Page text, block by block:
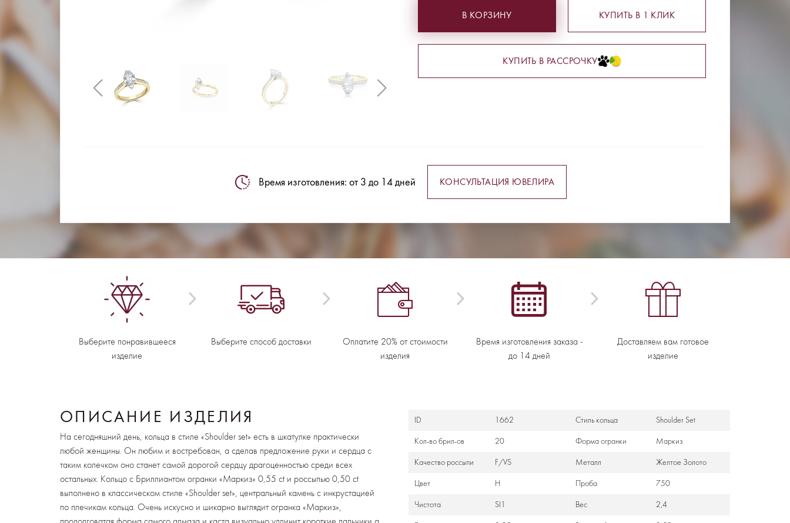
В КОРЗИНУ
КУПИТЬ В РАССРОЧКУ
КУПИТЬ В 1 КЛИК
Время изготовления: от 3 до 14 дней КОНСУЛЬТАЦИЯ ЮВЕЛИРА
Выберите понравившееся
изделие
Выберите способ доставки
Оплатите 20% от стоимости
изделия
Время изготовления заказа -
до 14 дней
Доставляем вам готовое
изделие
ОПИСАНИЕ ИЗДЕЛИЯ
На сегодняшний день, кольца в стиле «Shoulder set» есть в шкатулке практически
любой женщины. Он любим и востребован, а сделав предложение руки и сердца с
таким колечком оно станет самой дорогой сердцу драгоценностью среди всех
остальных. Кольцо с Бриллиантом огранки «Маркиз» 0,55 ct и россыпью 0,50 ct
выполнено в классическом стиле «Shoulder set», центральный камень с инкрустацией
по плечикам кольца. Очень искусно и шикарно выглядит огранка «Маркиз»,
ID 1662 Стиль кольца Shoulder Set
Кол-во брил-ов 20 Формa огранки Маркиз
Качество россыпи F/VS Металл Желтое Золото
Цвет Н Проба 750
Чистота SI1 Вес 2,4